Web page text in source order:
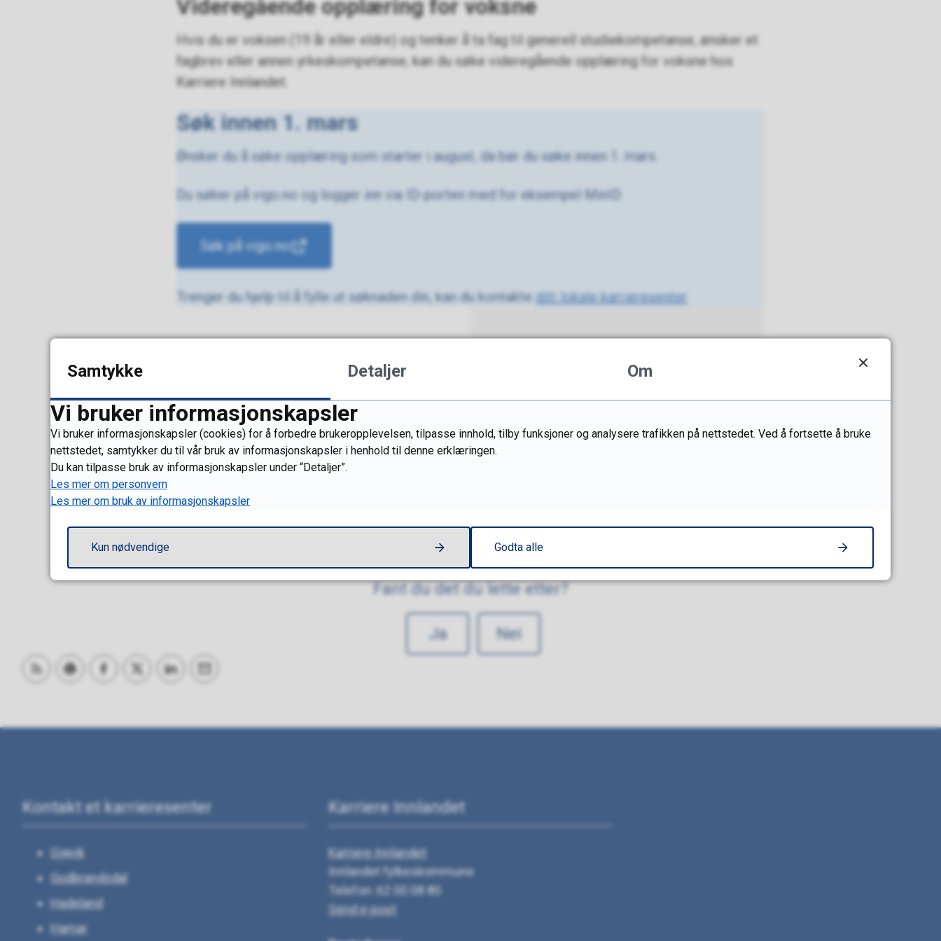
Videregående opplæring for voksne
Hvis du er voksen (19 år eller eldre) og tenker å ta fag til generell studiekompetanse, ønsker et
fagbrev eller annen yrkeskompetanse, kan du søke videregående opplæring for voksne hos
Karriere Innlandet.
Søk innen 1. mars
Ønsker du å søke opplæring som starter i august, da bør du søke innen 1. mars.
Du søker på vigo.no og logger inn via ID-porten med for eksempel MinID
Søk på vigo.no
Trenger du hjelp til å fylle ut søknaden din, kan du kontakteditt lokale karrieresenter
studiekompetanse og over 20
sluttkompetanser som gir deg enten fag- eller
svennebrev, eller yrkeskompetanse. Oversikt
over vårt tilbud med ledige plasser finner du
på nettsidene til Karriere Innlandet
Fant du det du lette etter?
Ja Nei
Kontakt et karrieresenter
Gjøvik
Gudbrandsdal
Hadeland
Hamar
Karriere Innlandet
Karriere Innlandet
Innlandet fylkeskommune
Telefon: 62 00 08 80
Send e-post
Samtykke Detaljer Om
Vi bruker informasjonskapsler
Vi bruker informasjonskapsler (cookies) for å forbedre brukeropplevelsen, tilpasse innhold, tilby funksjoner og analysere trafikken på nettstedet. Ved å fortsette å bruke
nettstedet, samtykker du til vår bruk av informasjonskapsler i henhold til denne erklæringen.
Du kan tilpasse bruk av informasjonskapsler under “Detaljer”.
Les mer om personvern
Les mer om bruk av informasjonskapsler
Kun nødvendige Godta alle